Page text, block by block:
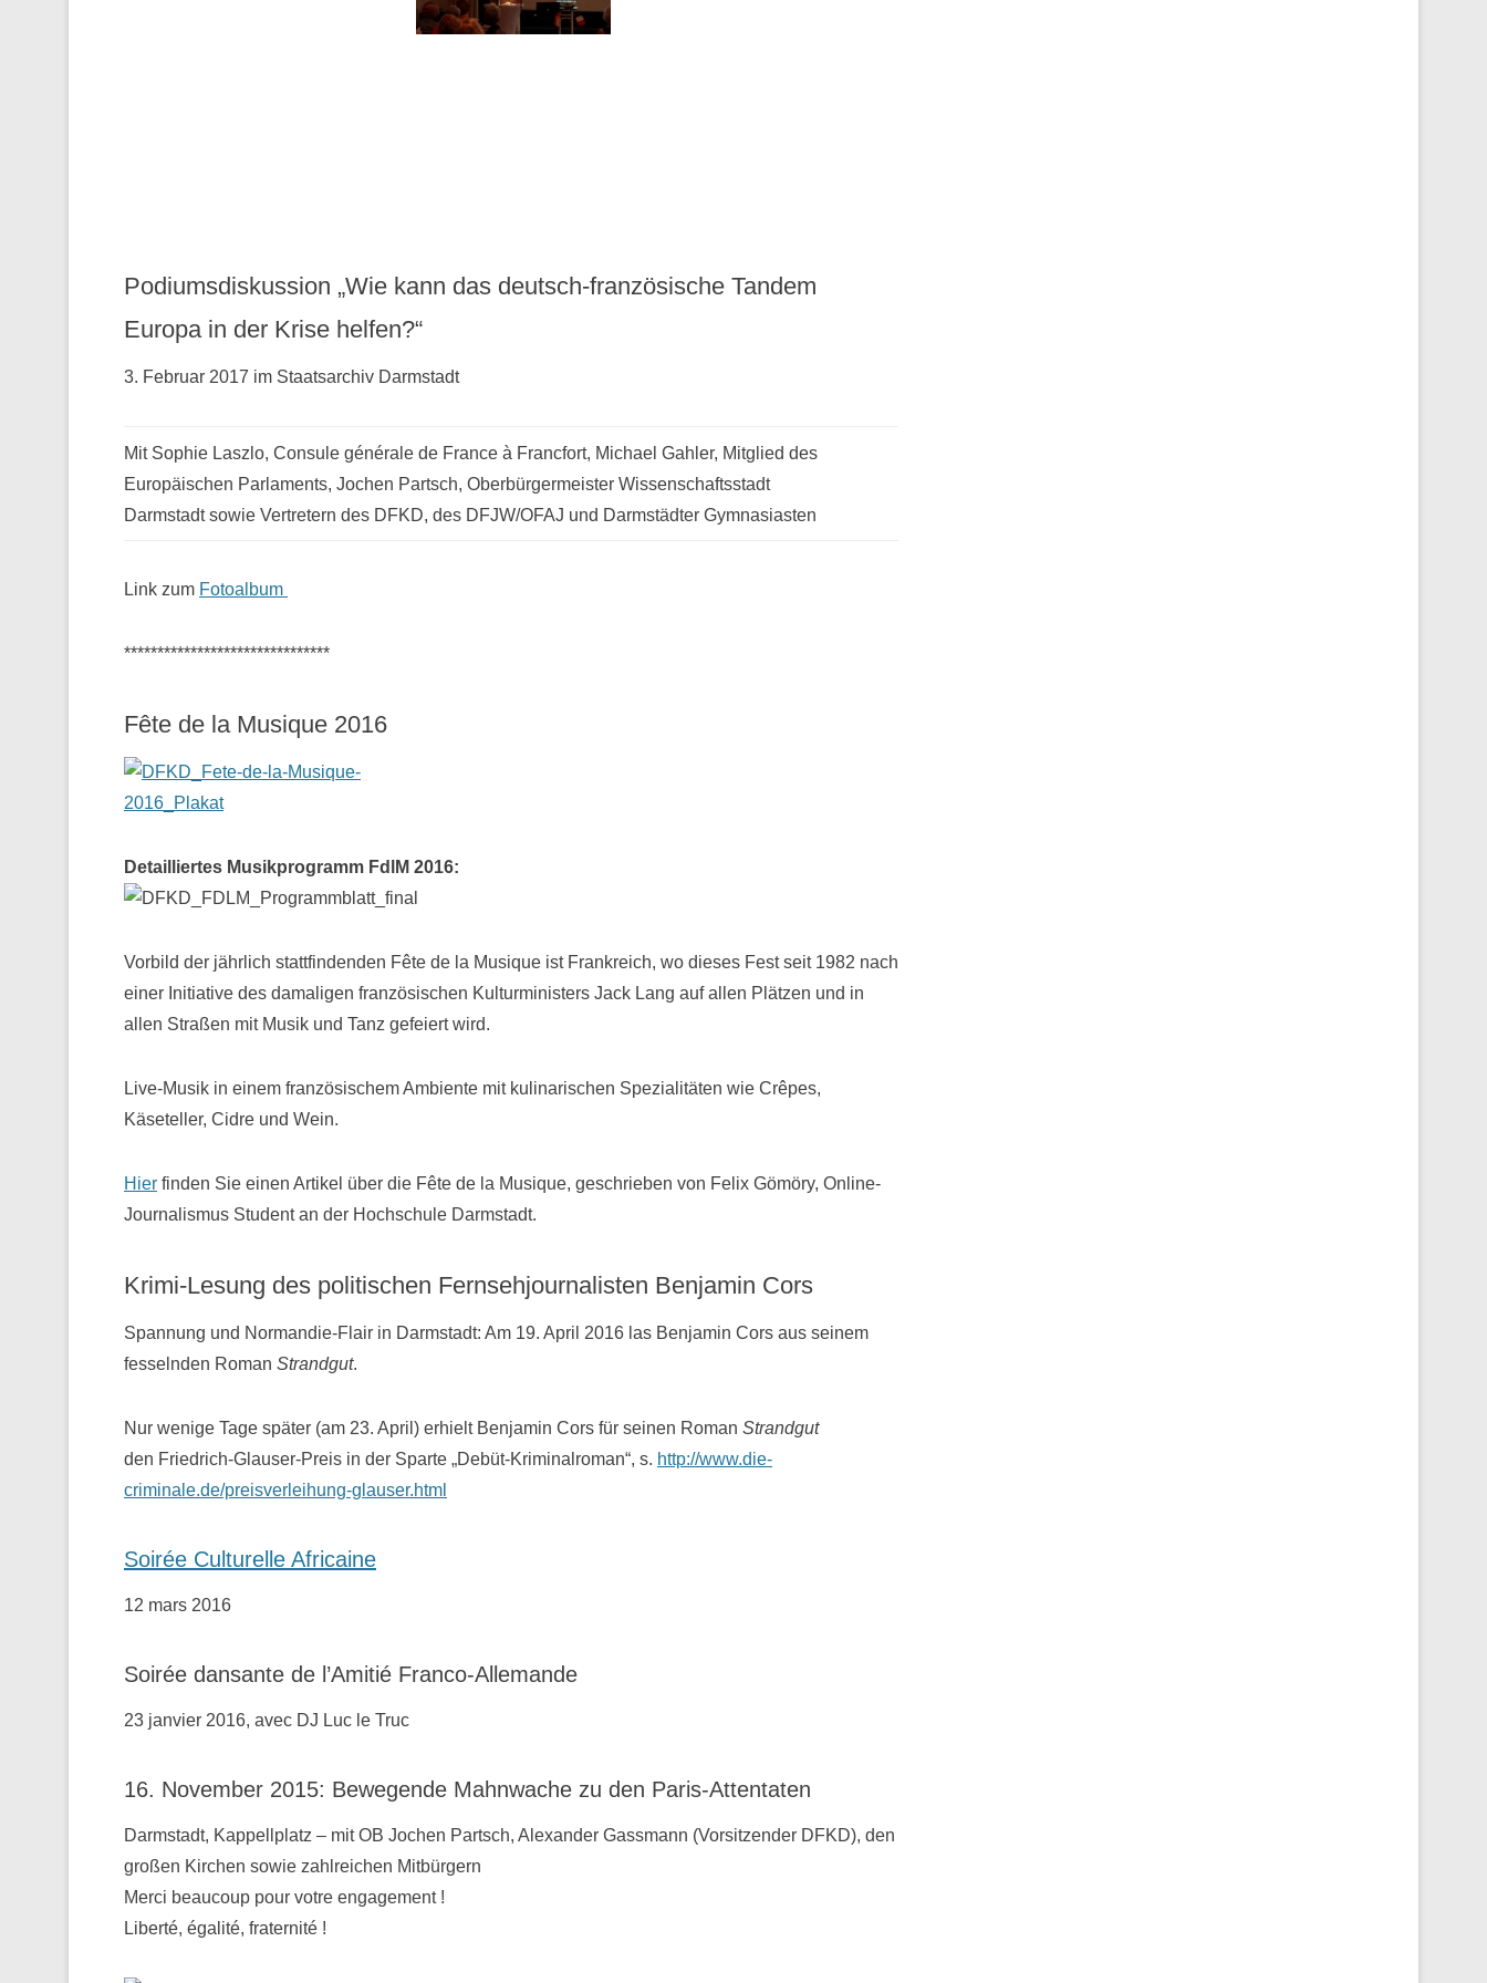
Podiumsdiskussion „Wie kann das deutsch-französische Tandem
Europa in der Krise helfen?“
3. Februar 2017 im Staatsarchiv Darmstadt
Mit Sophie Laszlo, Consule générale de France à Francfort, Michael Gahler, Mitglied des
Europäischen Parlaments, Jochen Partsch, Oberbürgermeister Wissenschaftsstadt
Darmstadt sowie Vertretern des DFKD, des DFJW/OFAJ und Darmstädter Gymnasiasten
Link zum Fotoalbum
*******************************
Fête de la Musique 2016
Detailliertes Musikprogramm FdlM 2016:
Vorbild der jährlich stattfindenden Fête de la Musique ist Frankreich, wo dieses Fest seit 1982 nach
einer Initiative des damaligen französischen Kulturministers Jack Lang auf allen Plätzen und in
allen Straßen mit Musik und Tanz gefeiert wird.
Live-Musik in einem französischem Ambiente mit kulinarischen Spezialitäten wie Crêpes,
Käseteller, Cidre und Wein.
Hier finden Sie einen Artikel über die Fête de la Musique, geschrieben von Felix Gömöry, Online-
Journalismus Student an der Hochschule Darmstadt.
Krimi-Lesung des politischen Fernsehjournalisten Benjamin Cors
Spannung und Normandie-Flair in Darmstadt: Am 19. April 2016 las Benjamin Cors aus seinem
fesselnden Roman Strandgut.
Nur wenige Tage später (am 23. April) erhielt Benjamin Cors für seinen Roman Strandgut
den Friedrich-Glauser-Preis in der Sparte „Debüt-Kriminalroman“, s. http://www.die-
criminale.de/preisverleihung-glauser.html
Soirée Culturelle Africaine
12 mars 2016
Soirée dansante de l’Amitié Franco-Allemande
23 janvier 2016, avec DJ Luc le Truc
16. November 2015: Bewegende Mahnwache zu den ‪Paris-Attentaten
Darmstadt, Kappellplatz – mit OB Jochen Partsch, Alexander Gassmann (Vorsitzender ‪‎DFKD), den
großen Kirchen sowie zahlreichen Mitbürgern
Merci beaucoup pour votre engagement !
Liberté, égalité, fraternité !